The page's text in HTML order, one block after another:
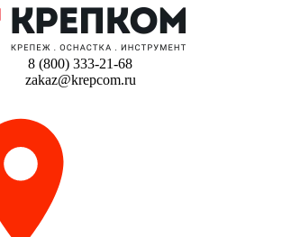
8 (800) 333-21-68
zakaz@krepcom.ru